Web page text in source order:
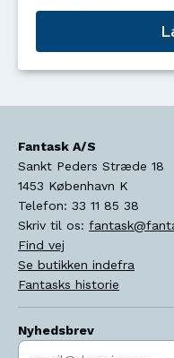
Fantask A/S
Sankt Peders Stræde 18
1453 København K
Telefon: 33 11 85 38
Skriv til os:
Find vej
Se butikken indefra
Fantasks historie
Nyhedsbrev
Indtast søgeord